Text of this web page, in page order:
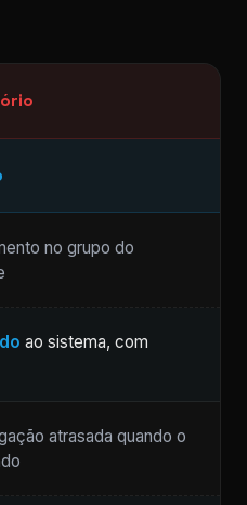
no grupo do
ao sistema, com
atrasada quando o